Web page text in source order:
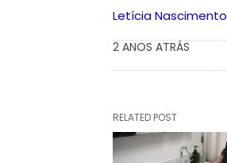
Letícia Nascimento
2 ANOS ATRÁS
RELATED POST